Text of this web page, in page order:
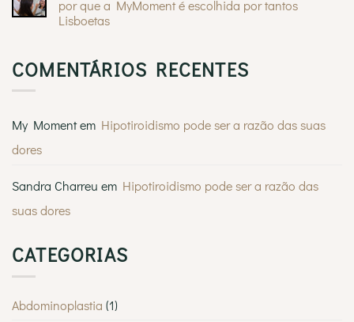
3D
em
visualize
instantaneamente
por que a MyMoment é escolhida por tantos
Lisboetas
Procura
o
Saiba
é
escolhida
tantos
COMENTÁRIOS RECENTES
My Momentem Hipotiroidismo pode ser a razão das suas
dores
Sandra Charreu em Hipotiroidismo pode ser a razão das
suas dores
CATEGORIAS
Abdominoplastia (1)